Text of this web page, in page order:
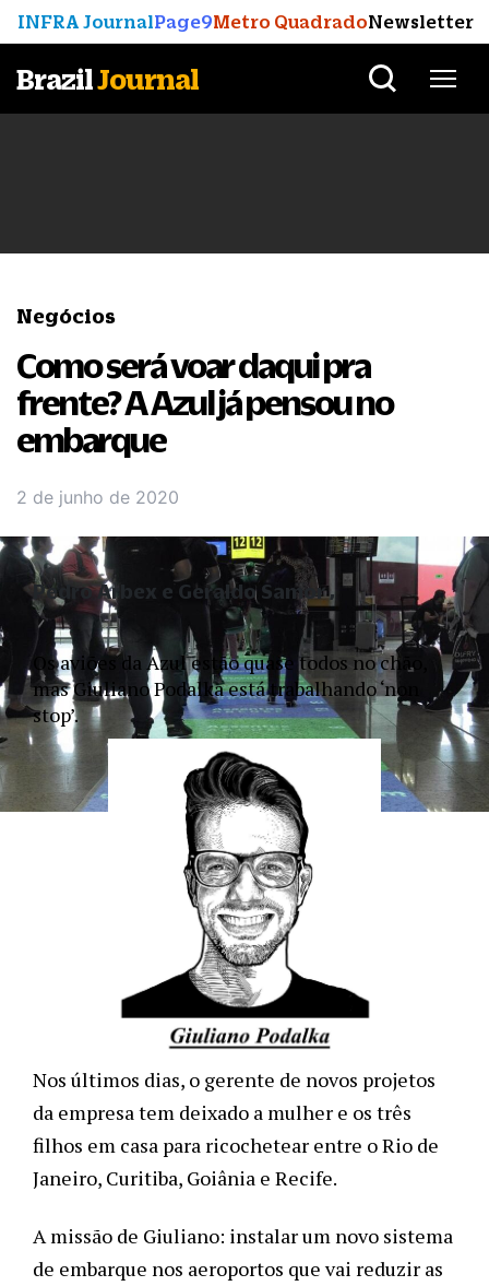
INFRA JournalPage9Metro QuadradoNewsletter
BrazilJournal
Negócios
Como será voar daqui pra
frente? A Azul já pensou no
embarque
2 de junho de 2020
Os aviões da Azul estão quase todos no chão,
mas Giuliano Podalka está trabalhando ‘non
stop’.
Nos últimos dias, o gerente de novos projetos
da empresa tem deixado a mulher e os três
filhos em casa para ricochetear entre o Rio de
Janeiro, Curitiba, Goiânia e Recife.
A missão de Giuliano: instalar um novo sistema
de embarque nos aeroportos que vai reduzir as
Pedro Arbex e Geraldo Samor